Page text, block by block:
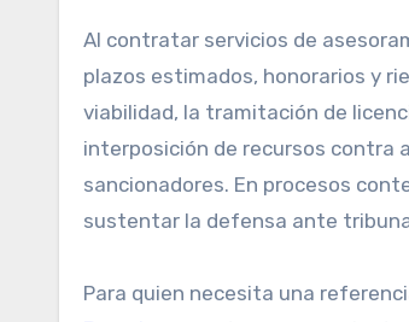
Al contratar servicios de
plazos estimados, honorarios y
viabilidad, la tramitación de
interposición de recursos contra
sancionadores. En procesos
sustentar la defensa ante
Para quien necesita una